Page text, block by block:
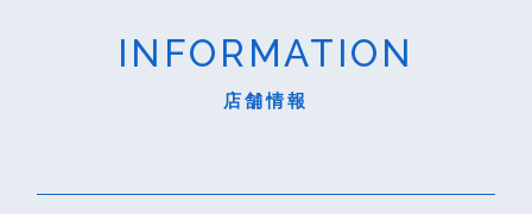
INFORMATION
店舗情報